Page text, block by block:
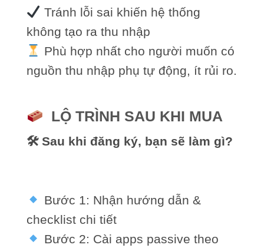
Tránh lỗi sai khiến hệ thống
không tạo ra thu nhập
Phù hợp nhất cho người muốn có
nguồn thu nhập phụ tự động, ít rủi ro.
LỘ TRÌNH SAU KHI MUA
🛠 Sau khi đăng ký, bạn sẽ làm gì?
Bước 1: Nhận hướng dẫn &
checklist chi tiết
Bước 2: Cài apps passive theo